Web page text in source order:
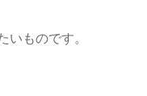
いものです。